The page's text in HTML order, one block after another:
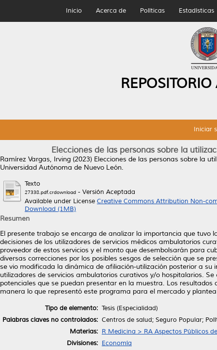
Inicio Acerca de Políticas Estadísticas
Iniciar
Elecciones de las personas sobre la
Ramírez Vargas, Irving (2023) Elecciones de las personas sobre la
Universidad Autónoma de Nuevo León.
Texto
27338.pdf.crdownload - Versión Aceptada
Available under License Creative Commons Attribution Non-
Download (1MB)
Resumen
El presente trabajo se encarga de analizar la importancia que tuvo
decisiones de los utilizadores de servicios médicos ambulatorios
proveedor de estos servicios y el monto que desembolsarán para
diversas correcciones por los posibles sesgos de selección que se
se vio modificada la dinámica de afiliación-utilización posterior a
utilizadores de servicios ambulatorios curativos y/o hospitalarios.
potenciales que se puedan presentar en la muestra. Los
manera lo que representó este programa para el mercado y
Tipo de elemento: Tesis (Especialidad)
Palabras claves no controlados: Centros de salud; Seguro Popular;
Materias: R Medicina > RA Aspectos Públicos
Divisiones: Economía